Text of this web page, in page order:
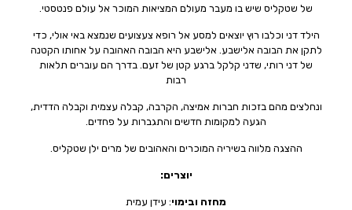
של שטקליס שיש בו מעבר מעולם המציאות המוכר אל עולם פנטסטי.
הילד דני וכלבו רוץ יוצאים למסע אל רופא צעצועים שנמצא באי אולי, כדי
לתקן את הבובה אלישבע. אלישבע היא הבובה האהובה על אחותו הקטנה
של דני רותי, שדני קלקל ברגע קטן של זעם. בדרך הם עוברים תלאות
רבות
ונחלצים מהם בזכות חברות אמיצה, הקרבה, קבלה עצמית וקבלה הדדית,
הגעה למקומות חדשים והתגברות על פחדים.
ההצגה מלווה בשיריה המוכרים והאהובים של מרים ילן שטקליס.
יוצרים:
מחזה ובימוי: עידן עמית